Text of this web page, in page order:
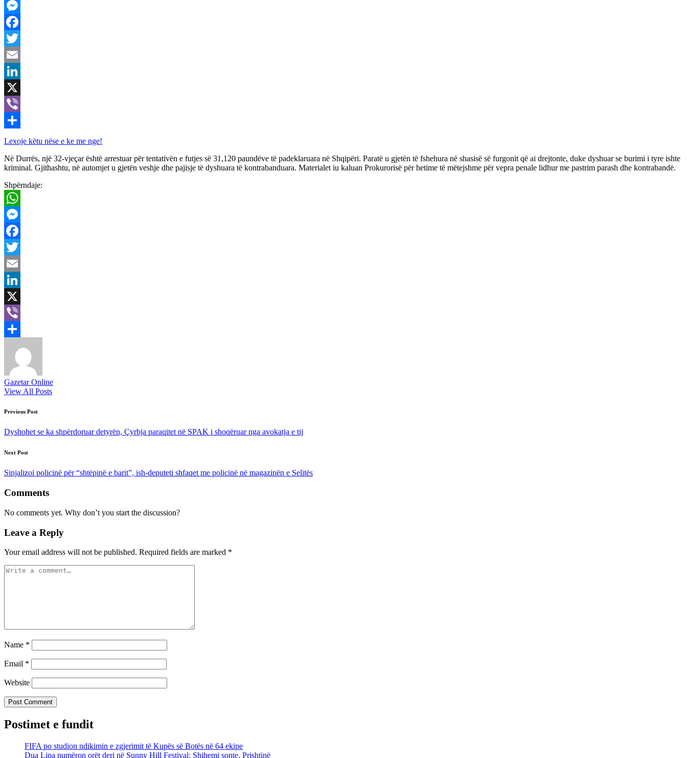
WhatsApp
Messenger
Facebook
Twitter
Email
LinkedIn
X
Viber
Share
Lexoje këtu nëse e ke me nge!
Në Durrës, një 32-vjeçar është arrestuar për tentativën e futjes së 31,120 paundëve të padeklaruara në Shqipëri. Paratë u gjetën të fshehura në shasisë së furgonit që ai drejtonte, duke dyshuar se burimi i tyre ishte
kriminal. Gjithashtu, në automjet u gjetën veshje dhe pajisje të dyshuara të kontrabanduara. Materialet iu kaluan Prokurorisë për hetime të mëtejshme për vepra penale lidhur me pastrim parash dhe kontrabandë.
Shpërndaje:
WhatsApp
Messenger
Facebook
Twitter
Email
LinkedIn
X
Viber
Gazetar Online
View All Posts
Post
navigation
Previous Post
Dyshohet se ka shpërdoruar detyrën, Çyrbja paraqitet në SPAK i shoqëruar nga avokatja e tij
Next Post
Sinjalizoi policinë për “shtëpinë e barit”, ish-deputeti shfaqet me policinë në magazinën e Selitës
Comments
No comments yet. Why don’t you start the discussion?
Leave a Reply
Your email address will not be published. Required fields are marked *
Name *
Email *
Website
Postimet e fundit
FIFA po studion ndikimin e zgjerimit të Kupës së Botës në 64 ekipe
Dua Lipa numëron orët deri në Sunny Hill Festival: Shihemi sonte, Prishtinë